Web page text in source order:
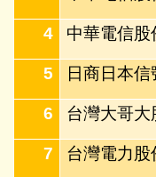
4 中華電信
5 日商日本
6 台灣大哥大
7 台灣電力